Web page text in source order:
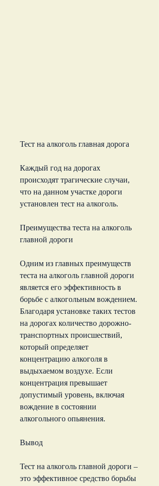
Тест на алкоголь главная дорога
Каждый год на дорогах
происходят трагические случаи,
что на данном участке дороги
установлен тест на алкоголь.
Преимущества теста на алкоголь
главной дороги
Одним из главных преимуществ
теста на алкоголь главной дороги
является его эффективность в
борьбе с алкогольным вождением.
Благодаря установке таких тестов
на дорогах количество дорожно-
транспортных происшествий,
который определяет
концентрацию алкоголя в
выдыхаемом воздухе. Если
концентрация превышает
допустимый уровень, включая
вождение в состоянии
алкогольного опьянения.
Вывод
Тест на алкоголь главной дороги –
это эффективное средство борьбы